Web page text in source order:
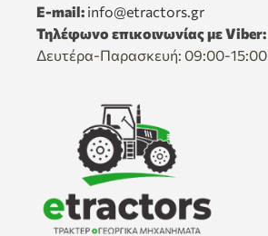
E-mail: info@etractors.gr
Τηλέφωνο επικοινωνίας με Viber:
Δευτέρα-Παρασκευή: 09:00-15:00